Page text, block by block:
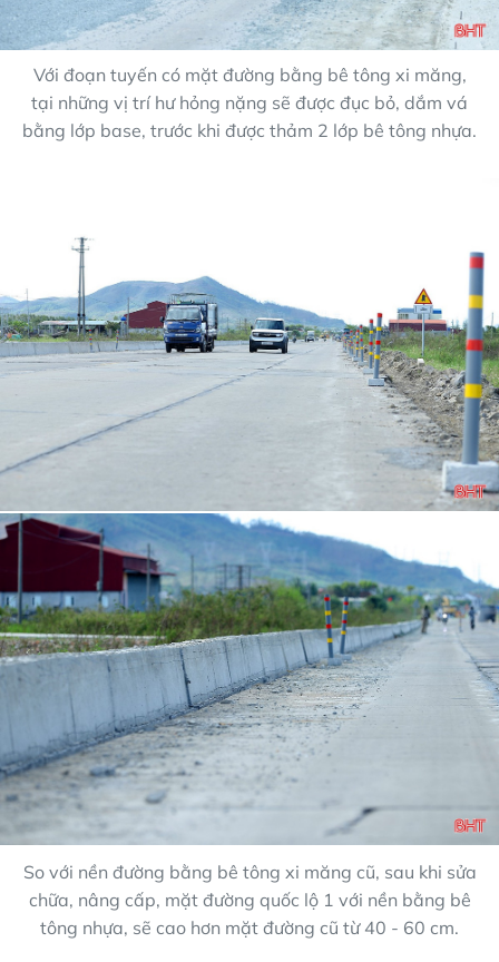
Với đoạn tuyến có mặt đường bằng bê tông xi măng,
tại những vị trí hư hỏng nặng sẽ được đục bỏ, dắm vá
bằng lớp base, trước khi được thảm 2 lớp bê tông nhựa.
So với nền đường bằng bê tông xi măng cũ, sau khi sửa
chữa, nâng cấp, mặt đường quốc lộ 1 với nền bằng bê
tông nhựa, sẽ cao hơn mặt đường cũ từ 40 - 60 cm.